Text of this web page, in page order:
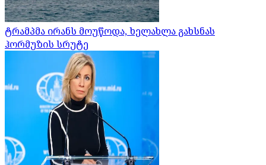
ტრამპმა ირანს მოუწოდა, ხელახლა გახსნას
ჰორმუზის სრუტე